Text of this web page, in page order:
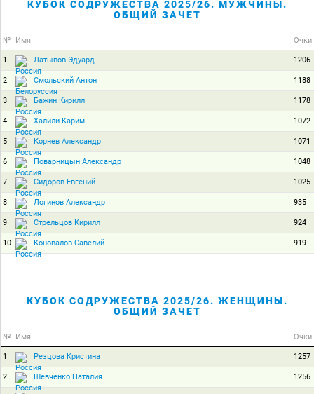
КУБОК СОДРУЖЕСТВА 2025/26. МУЖЧИНЫ.
ОБЩИЙ ЗАЧЕТ
№ Имя Очки
1 Латыпов Эдуард 1206
2 Смольский Антон 1188
3 Бажин Кирилл 1178
4 Халили Карим 1072
5 Корнев Александр 1071
6 Поварницын Александр 1048
7 Сидоров Евгений 1025
8 Логинов Александр 935
9 Стрельцов Кирилл 924
10 Коновалов Савелий 919
КУБОК СОДРУЖЕСТВА 2025/26. ЖЕНЩИНЫ.
ОБЩИЙ ЗАЧЕТ
№ Имя Очки
1 Резцова Кристина 1257
2 Шевченко Наталия 1256